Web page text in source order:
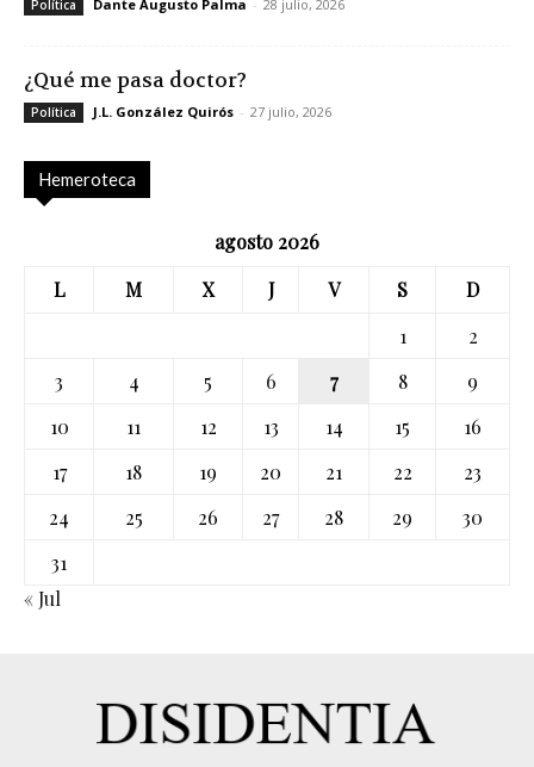
Política Dante Augusto Palma - 28 julio, 2026
¿Qué me pasa doctor?
Política J.L. González Quirós - 27 julio, 2026
Hemeroteca
agosto 2026
L
M X J V S
D
1
2
3
4 5 6 7 8
9
10
11 12 13 14 15
16
17
18 19 20 21 22
23
24
25 26 27 28 29
30
31
« Jul